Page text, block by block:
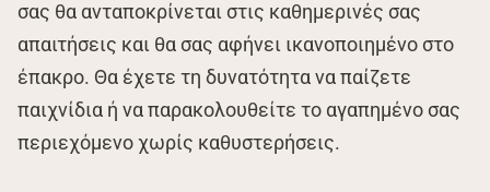
σας θα ανταποκρίνεται στις καθημερινές σας
απαιτήσεις και θα σας αφήνει ικανοποιημένο στο
έπακρο. Θα έχετε τη δυνατότητα να παίζετε
παιχνίδια ή να παρακολουθείτε το αγαπημένο σας
περιεχόμενο χωρίς καθυστερήσεις.